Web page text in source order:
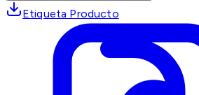
Etiqueta Producto